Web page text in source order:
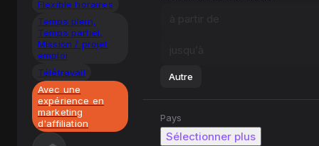
Flexible horaires
Temps plein,
Temps partiel,
Mission / projet
emploi
Télétravail
Avec une
expérience en
marketing
d'affiliation
Autre
Pays
Sélectionner plus